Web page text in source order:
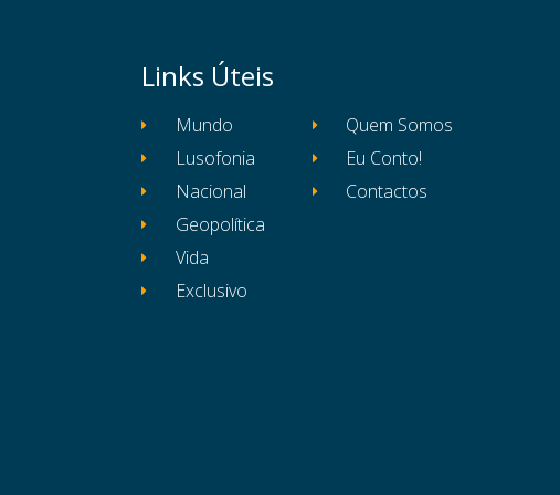
Links Úteis
Mundo
Lusofonia
Nacional
Geopolítica
Vida
Exclusivo
Quem Somos
Eu Conto!
Contactos